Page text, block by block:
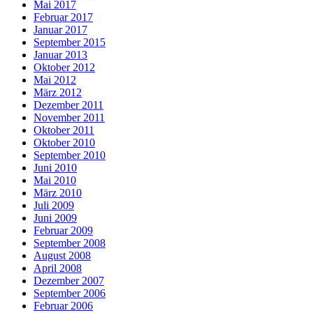
Mai 2017
Februar 2017
Januar 2017
September 2015
Januar 2013
Oktober 2012
Mai 2012
März 2012
Dezember 2011
November 2011
Oktober 2011
Oktober 2010
September 2010
Juni 2010
Mai 2010
März 2010
Juli 2009
Juni 2009
Februar 2009
September 2008
August 2008
April 2008
Dezember 2007
September 2006
Februar 2006